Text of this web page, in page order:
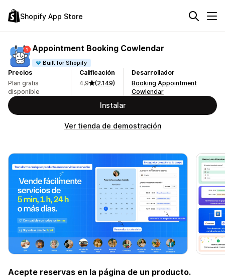
Shopify App Store
Appointment Booking Cowlendar
Built for Shopify
Precios
Plan gratis
disponible
Calificación
4,9
(2.149)
Desarrollador
Booking Appointment
Cowlendar
Instalar
Ver tienda de demostración
Acepte reservas en la página de un producto.